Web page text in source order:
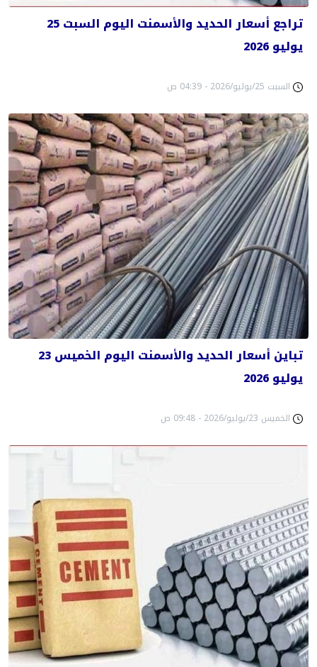
تراجع أسعار الحديد والأسمنت اليوم السبت 25
يوليو 2026
السبت 25/يوليو/2026 - 04:39 ص
تباين أسعار الحديد والأسمنت اليوم الخميس 23
يوليو 2026
الخميس 23/يوليو/2026 - 09:48 ص